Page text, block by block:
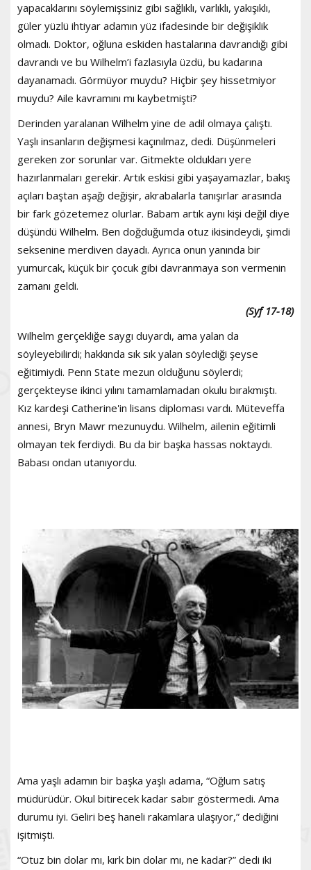
yapacaklarını söylemişsiniz gibi sağlıklı, varlıklı, yakışıklı,
güler yüzlü ihtiyar adamın yüz ifadesinde bir değişiklik
olmadı. Doktor, oğluna eskiden hastalarına davrandığı gibi
davrandı ve bu Wilhelm’i fazlasıyla üzdü, bu kadarına
dayanamadı. Görmüyor muydu? Hiçbir şey hissetmiyor
muydu? Aile kavramını mı kaybetmişti?
Derinden yaralanan Wilhelm yine de adil olmaya çalıştı.
Yaşlı insanların değişmesi kaçınılmaz, dedi. Düşünmeleri
gereken zor sorunlar var. Gitmekte oldukları yere
hazırlanmaları gerekir. Artık eskisi gibi yaşayamazlar, bakış
açıları baştan aşağı değişir, akrabalarla tanışırlar arasında
bir fark gözetemez olurlar. Babam artık aynı kişi değil diye
düşündü Wilhelm. Ben doğduğumda otuz ikisindeydi, şimdi
seksenine merdiven dayadı. Ayrıca onun yanında bir
yumurcak, küçük bir çocuk gibi davranmaya son vermenin
zamanı geldi.
(Syf 17-18)
Wilhelm gerçekliğe saygı duyardı, ama yalan da
söyleyebilirdi; hakkında sık sık yalan söylediği şeyse
eğitimiydi. Penn State mezun olduğunu söylerdi;
gerçekteyse ikinci yılını tamamlamadan okulu bırakmıştı.
Kız kardeşi Catherine'in lisans diploması vardı. Müteveffa
annesi, Bryn Mawr mezunuydu. Wilhelm, ailenin eğitimli
olmayan tek ferdiydi. Bu da bir başka hassas noktaydı.
Babası ondan utanıyordu.
Ama yaşlı adamın bir başka yaşlı adama, “Oğlum satış
müdürüdür. Okul bitirecek kadar sabır göstermedi. Ama
durumu iyi. Geliri beş haneli rakamlara ulaşıyor,” dediğini
işitmişti.
“Otuz bin dolar mı, kırk bin dolar mı, ne kadar?” dedi iki